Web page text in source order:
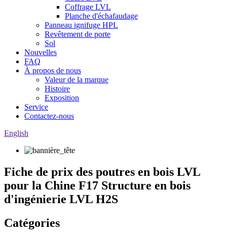
Coffrage LVL
Planche d'échafaudage
Panneau ignifuge HPL
Revêtement de porte
Sol
Nouvelles
FAQ
À propos de nous
Valeur de la marque
Histoire
Exposition
Service
Contactez-nous
English
Fiche de prix des poutres en bois LVL
pour la Chine F17 Structure en bois
d'ingénierie LVL H2S
Catégories